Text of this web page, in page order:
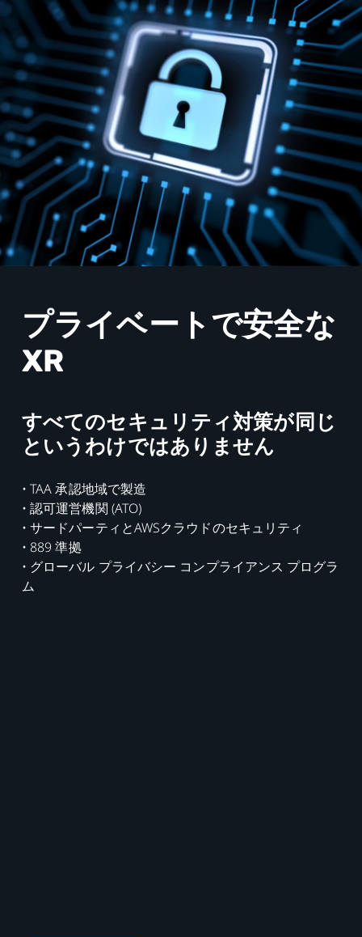
プライベートで安全な
XR
すべてのセキュリティ対策が同じ
というわけではありません
• TAA 承認地域で製造
• 認可運営機関 (ATO)
• サードパーティとAWSクラウドのセキュリティ
• 889 準拠
• グローバル プライバシー コンプライアンス プログラ
ム